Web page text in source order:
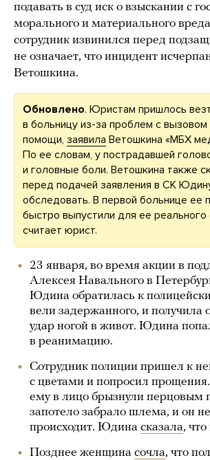
подавать в суд иск о взыскании с
морального и материального
сотрудник извинился перед
не означает, что инцидент
Ветошкина.
Обновлено. Юристам пришлось
в больницу из-за проблем с вызовом
помощи, заявила Ветошкина «МБХ
По ее словам, у пострадавшей
и головные боли. Ветошкина также
перед подачей заявления в СК
обследовать. В первой больнице ее
быстро выпустили для ее реального
считает юрист.
23 января, во время акции в
Алексея Навального в
Юдина обратилась к
вели задержанного, и получила
удар ногой в живот. Юдина
в реанимацию.
Сотрудник полиции пришел к
с цветами и попросил
ему в лицо брызнули перцовым
запотело забрало шлема, и он
происходит. Юдина сказала,
Позднее женщина сочла, что